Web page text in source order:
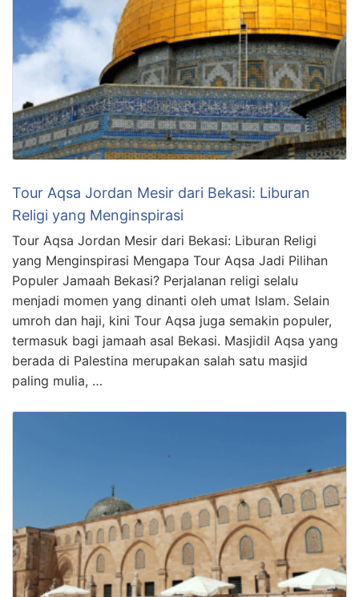
Tour Aqsa Jordan Mesir dari Bekasi: Liburan
Religi yang Menginspirasi
Tour Aqsa Jordan Mesir dari Bekasi: Liburan Religi
yang Menginspirasi Mengapa Tour Aqsa Jadi Pilihan
Populer Jamaah Bekasi? Perjalanan religi selalu
menjadi momen yang dinanti oleh umat Islam. Selain
umroh dan haji, kini Tour Aqsa juga semakin populer,
termasuk bagi jamaah asal Bekasi. Masjidil Aqsa yang
berada di Palestina merupakan salah satu masjid
paling mulia, …